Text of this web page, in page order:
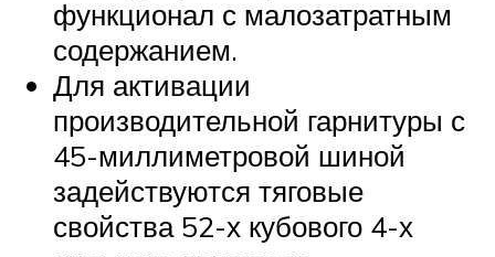
функционал с малозатратным
содержанием.
Для активации
производительной гарнитуры с
45-миллиметровой шиной
задействуются тяговые
свойства 52-х кубового 4-х